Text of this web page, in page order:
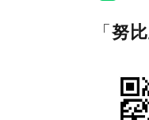
「努